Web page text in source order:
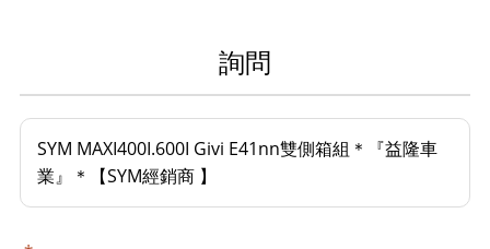
詢問
SYM MAXI400I.600I Givi E41nn雙側箱組＊『益隆車
業』＊【SYM經銷商 】